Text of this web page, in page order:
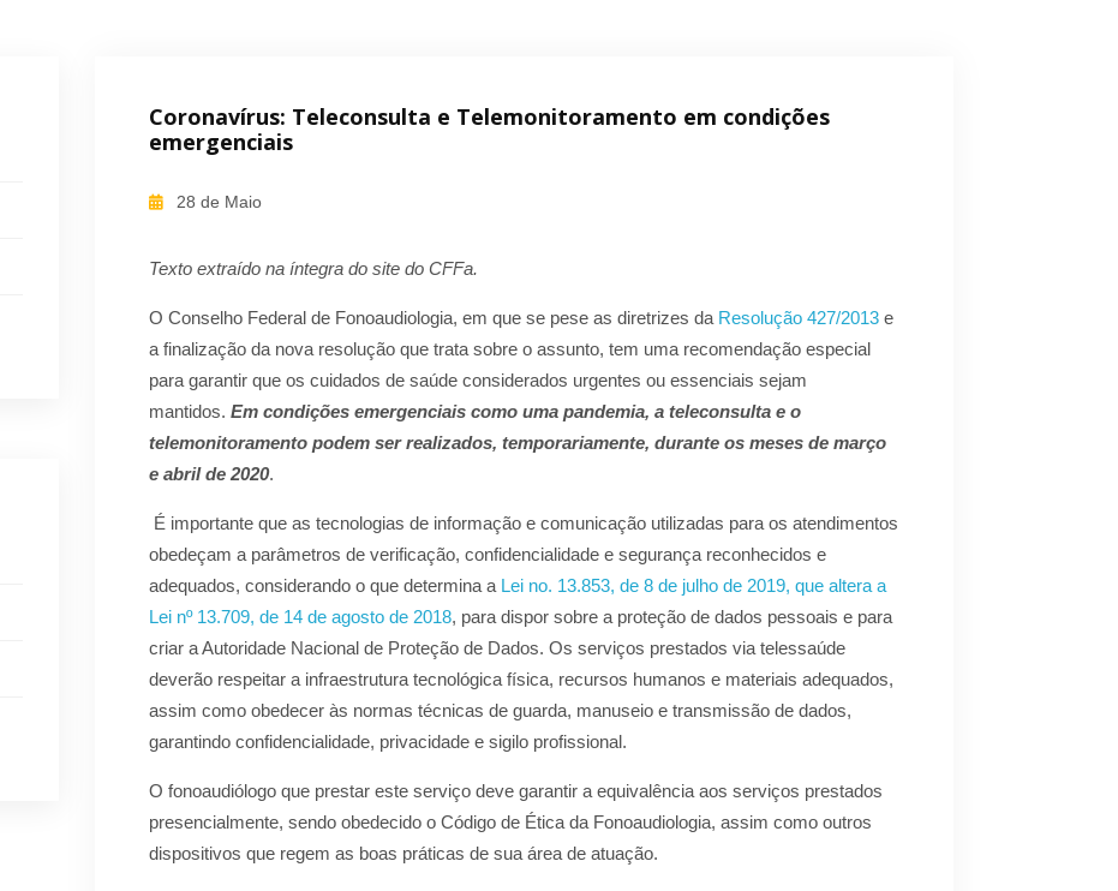
Coronavírus: Teleconsulta e Telemonitoramento em condições
emergenciais
28 de Maio
Texto extraído na íntegra do site do CFFa.
O Conselho Federal de Fonoaudiologia, em que se pese as diretrizes da Resolução 427/2013 e
a finalização da nova resolução que trata sobre o assunto, tem uma recomendação especial
para garantir que os cuidados de saúde considerados urgentes ou essenciais sejam
mantidos. Em condições emergenciais como uma pandemia, a teleconsulta e o
telemonitoramento podem ser realizados, temporariamente, durante os meses de março
e abril de 2020.
É importante que as tecnologias de informação e comunicação utilizadas para os atendimentos
obedeçam a parâmetros de verificação, confidencialidade e segurança reconhecidos e
adequados, considerando o que determina a Lei no. 13.853, de 8 de julho de 2019, que altera a
Lei nº 13.709, de 14 de agosto de 2018, para dispor sobre a proteção de dados pessoais e para
criar a Autoridade Nacional de Proteção de Dados. Os serviços prestados via telessaúde
deverão respeitar a infraestrutura tecnológica física, recursos humanos e materiais adequados,
assim como obedecer às normas técnicas de guarda, manuseio e transmissão de dados,
garantindo confidencialidade, privacidade e sigilo profissional.
O fonoaudiólogo que prestar este serviço deve garantir a equivalência aos serviços prestados
presencialmente, sendo obedecido o Código de Ética da Fonoaudiologia, assim como outros
dispositivos que regem as boas práticas de sua área de atuação.